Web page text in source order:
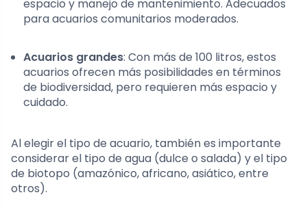
espacio y manejo de mantenimiento. Adecuados
para acuarios comunitarios moderados.
Acuarios grandes: Con más de 100 litros, estos
acuarios ofrecen más posibilidades en términos
de biodiversidad, pero requieren más espacio y
cuidado.
Al elegir el tipo de acuario, también es importante
considerar el tipo de agua (dulce o salada) y el tipo
de biotopo (amazónico, africano, asiático, entre
otros).